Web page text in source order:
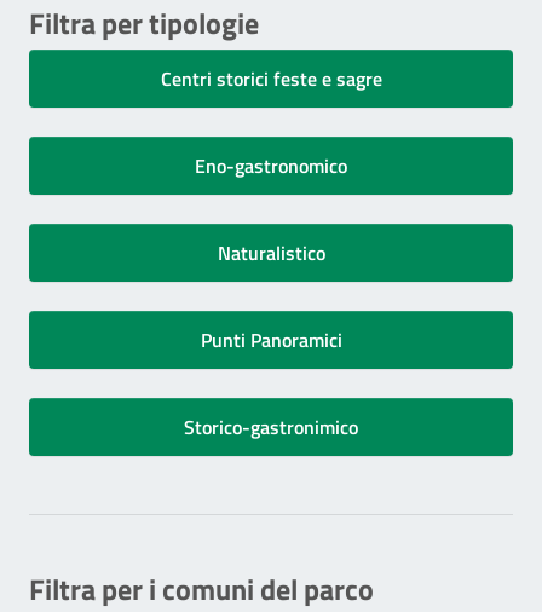
Filtra per tipologie
Centri storici feste e sagre
Eno-gastronomico
Naturalistico
Punti Panoramici
Storico-gastronimico
Filtra per i comuni del parco